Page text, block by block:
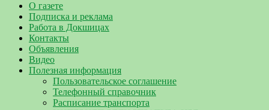
О газете
Подписка и реклама
Работа в Докшицах
Контакты
Объявления
Видео
Полезная информация
Пользовательское соглашение
Телефонный справочник
Расписание транспорта